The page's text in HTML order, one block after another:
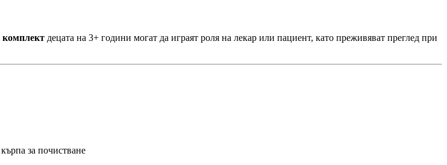
комплект децата на 3+ години могат да играят роля на лекар или пациент, като преживяват преглед при
за почистване